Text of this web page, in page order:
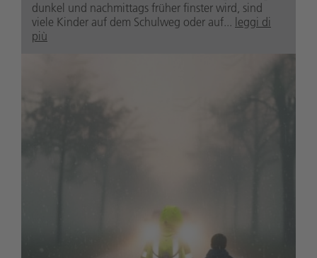
dunkel und nachmittags früher finster wird, sind
viele Kinder auf dem Schulweg oder auf... leggi di
più